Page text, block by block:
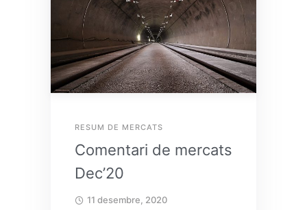
RESUM DE MERCATS
Comentari de mercats
Dec’20
11 desembre, 2020